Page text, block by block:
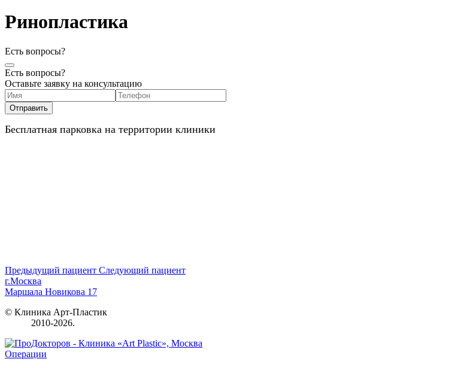
Ринопластика
Есть вопросы?
Есть вопросы?
Оставьте заявку на консультацию
Бесплатная парковка на территории клиники
Предыдущий пациент Следующий пациент
г.Москва
Маршала Новикова 17
© Клиника Арт-Пластик
2010-2026.
Операции